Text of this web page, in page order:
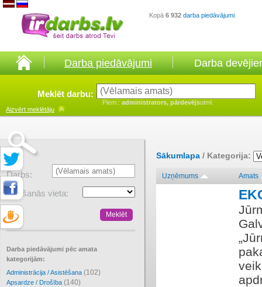
Kopā 6 932 darba piedāvājumi
Darba piedāvājumi Darba
Meklēt darbu:
Piem.: administrators, pārdevējsutml.
Aizvērt meklētāju
Darbs:
Atrašanās vieta:
Darba piedāvājumi pēc amata
kategorijām:
Administrācija / Asistēšana (102)
Apsardze / Drošība (140)
Sākumlapa / Kategorija:
Uzņēmums Amats